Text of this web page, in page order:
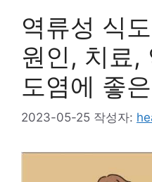
역류성 식
원인, 치료,
도염에 좋
2023-05-25 작성자: